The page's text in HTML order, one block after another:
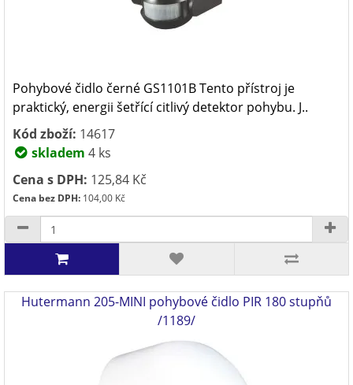
Pohybové čidlo černé GS1101B Tento přístroj je
praktický, energii šetřící citlivý detektor pohybu. J..
Kód zboží: 14617
skladem 4 ks
Cena s DPH: 125,84 Kč
Cena bez DPH: 104,00 Kč
Hutermann 205-MINI pohybové čidlo PIR 180 stupňů
/1189/